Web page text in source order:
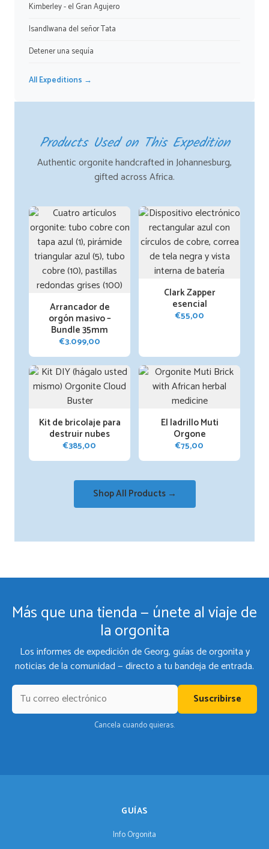
Kimberley - el Gran Agujero
Isandlwana del señor Tata
Detener una sequía
All Expeditions →
Products Used on This Expedition
Authentic orgonite handcrafted in Johannesburg,
gifted across Africa.
Arrancador de
orgón masivo –
Bundle 35mm
€3.099,00
Clark Zapper
esencial
€55,00
Kit de bricolaje para
destruir nubes
€385,00
El ladrillo Muti
Orgone
€75,00
Shop All Products →
Más que una tienda — únete al viaje de
la orgonita
Los informes de expedición de Georg, guías de orgonita y
noticias de la comunidad — directo a tu bandeja de entrada.
Suscribirse
Cancela cuando quieras.
GUÍAS
Info Orgonita